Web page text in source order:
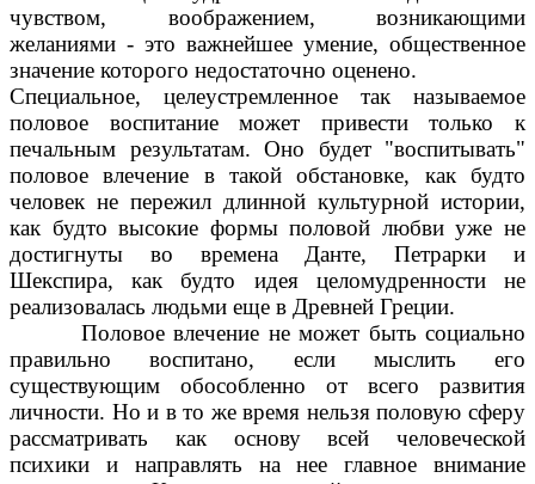
чувством, воображением, возникающими
желаниями - это важнейшее умение, общественное
значение которого недостаточно оценено.
Специальное, целеустремленное так называемое
половое воспитание может привести только к
печальным результатам. Оно будет "воспитывать"
половое влечение в такой обстановке, как будто
человек не пережил длинной культурной истории,
как будто высокие формы половой любви уже не
достигнуты во времена Данте, Петрарки и
Шекспира, как будто идея целомудренности не
реализовалась людьми еще в Древней Греции.
Половое влечение не может быть социально
правильно воспитано, если мыслить его
существующим обособленно от всего развития
личности. Но и в то же время нельзя половую сферу
рассматривать как основу всей человеческой
психики и направлять на нее главное внимание